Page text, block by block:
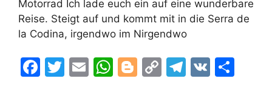
Motorrad Ich lade euch ein auf eine wunderbare
Reise. Steigt auf und kommt mit in die Serra de
la Codina, irgendwo im Nirgendwo
F
T
E
W Bl C
T
V